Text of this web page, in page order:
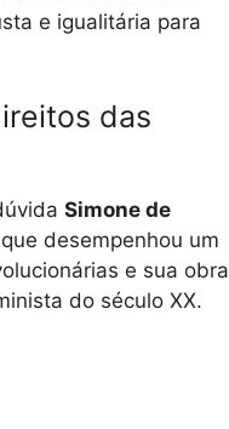
e igualitária para
das
Simone de
desempenhou um
e sua obra
do século XX.